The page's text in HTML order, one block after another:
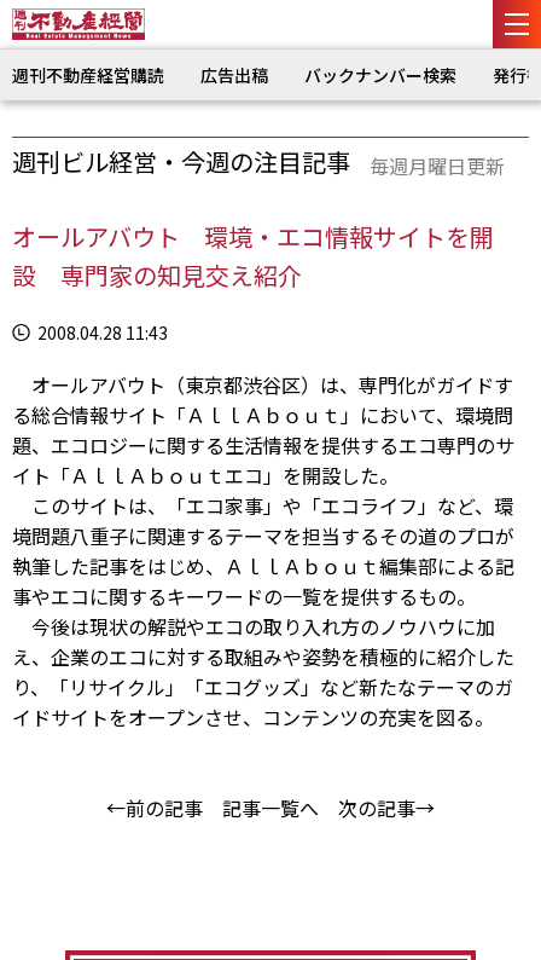
週刊不動産経営購読 広告出稿 バックナンバー検索 発行
週刊ビル経営・今週の注目記事 毎週月曜日更新
オールアバウト 環境・エコ情報サイトを開
設 専門家の知見交え紹介
2008.04.28 11:43
オールアバウト（東京都渋谷区）は、専門化がガイドす
る総合情報サイト「ＡｌｌＡｂｏｕｔ」において、環境問
題、エコロジーに関する生活情報を提供するエコ専門のサ
イト「ＡｌｌＡｂｏｕｔエコ」を開設した。
このサイトは、「エコ家事」や「エコライフ」など、環
境問題八重子に関連するテーマを担当するその道のプロが
執筆した記事をはじめ、ＡｌｌＡｂｏｕｔ編集部による記
事やエコに関するキーワードの一覧を提供するもの。
今後は現状の解説やエコの取り入れ方のノウハウに加
え、企業のエコに対する取組みや姿勢を積極的に紹介した
り、「リサイクル」「エコグッズ」など新たなテーマのガ
イドサイトをオープンさせ、コンテンツの充実を図る。
←前の記事 記事一覧へ 次の記事→